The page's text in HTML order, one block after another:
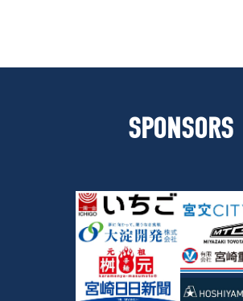
SPONSORS